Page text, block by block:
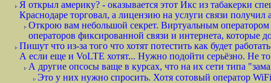
Я открыл америку? - оказывается этот Икс из табакерки
Краснодаре торговал, а лицензию на услуги связи получил
Открою вам небольшой секрет. Виртуальным оператором
операторов фиксированной связи и интернета, которые
Пишут что из-за того что хотят потестить как будет
А если еще и VoLTE хотят... Нужно подойти серьёзно. Не
А другие опсосы ваще в курсах, что на их сети типа
Это у них нужно спросить. Хотя сотовый оператор